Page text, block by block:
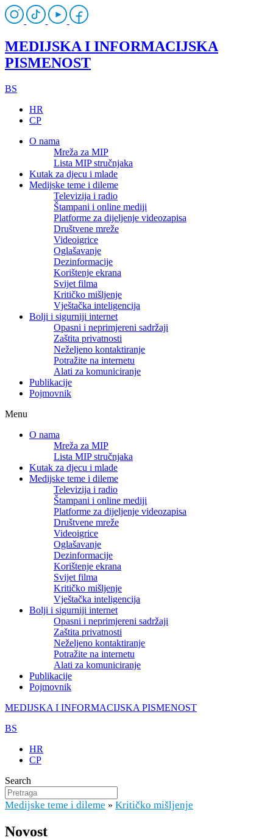
MEDIJSKA I INFORMACIJSKA
PISMENOST
BS
HR
CP
O nama
Mreža za MIP
Lista MIP stručnjaka
Kutak za djecu i mlade
Medijske teme i dileme
Televizija i radio
Štampani i online mediji
Platforme za dijeljenje videozapisa
Društvene mreže
Videoigrice
Oglašavanje
Dezinformacije
Korištenje ekrana
Svijet filma
Kritičko mišljenje
Vještačka inteligencija
Bolji i sigurniji internet
Opasni i neprimjereni sadržaji
Zaštita privatnosti
Neželjeno kontaktiranje
Potražite na internetu
Alati za komuniciranje
Publikacije
Pojmovnik
Menu
O nama
Mreža za MIP
Lista MIP stručnjaka
Kutak za djecu i mlade
Medijske teme i dileme
Televizija i radio
Štampani i online mediji
Platforme za dijeljenje videozapisa
Društvene mreže
Videoigrice
Oglašavanje
Dezinformacije
Korištenje ekrana
Svijet filma
Kritičko mišljenje
Vještačka inteligencija
Bolji i sigurniji internet
Opasni i neprimjereni sadržaji
Zaštita privatnosti
Neželjeno kontaktiranje
Potražite na internetu
Alati za komuniciranje
Publikacije
Pojmovnik
MEDIJSKA I INFORMACIJSKA PISMENOST
BS
HR
CP
Search
Medijske teme i dileme » Kritičko mišljenje
Novost